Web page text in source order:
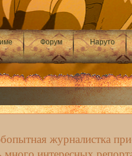
Форум Наруто
журналистка